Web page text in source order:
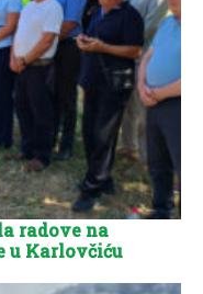
radove na
u Karlovčiću